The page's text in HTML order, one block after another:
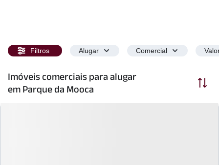
Filtros Alugar Comercial
Imóveis comerciais para alugar
em Parque da Mooca
Ordenar